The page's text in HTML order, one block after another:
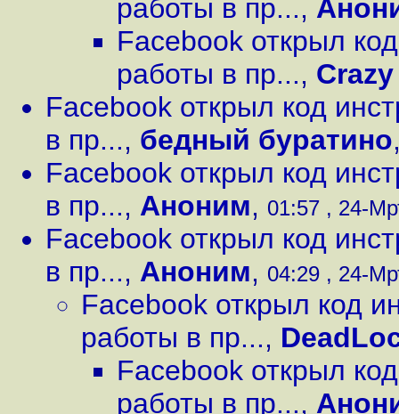
работы в пр...,
Facebook открыл
работы в пр...,
Facebook открыл код
в пр..., бедный буратино
Facebook открыл код
в пр..., Аноним, 01:57 , 24-
Facebook открыл код
в пр..., Аноним, 04:29 , 24-
Facebook открыл код
работы в пр...,
Facebook открыл
работы в пр...,